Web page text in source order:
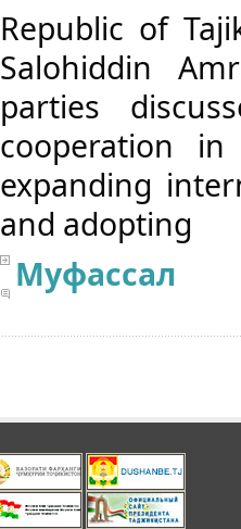
Republic of
Salohiddin
parties
cooperation
expanding
Муфассал